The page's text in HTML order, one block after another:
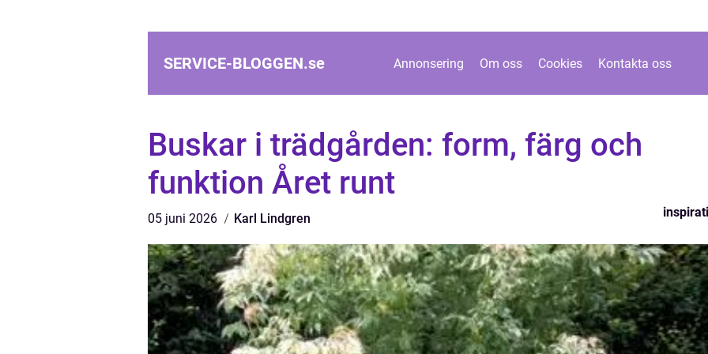
SERVICE-BLOGGEN.se Annonsering Om oss Cookies Kontakta oss
Buskar i trädgården: form, färg och
funktion Året runt
05 juni 2026 Karl Lindgren